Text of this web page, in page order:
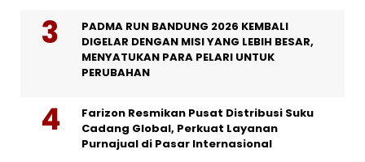
PADMA RUN BANDUNG 2026 KEMBALI
DIGELAR DENGAN MISI YANG LEBIH BESAR,
MENYATUKAN PARA PELARI UNTUK
PERUBAHAN
Farizon Resmikan Pusat Distribusi Suku
Cadang Global, Perkuat Layanan
Purnajual di Pasar Internasional